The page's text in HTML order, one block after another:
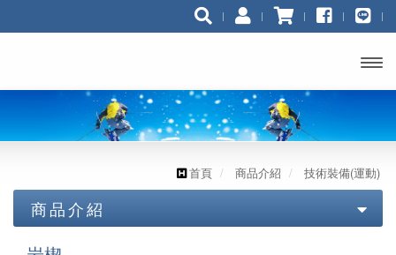
首頁 商品介紹 技術裝備(運動)
商品介紹
技術裝備 (工業/消防)